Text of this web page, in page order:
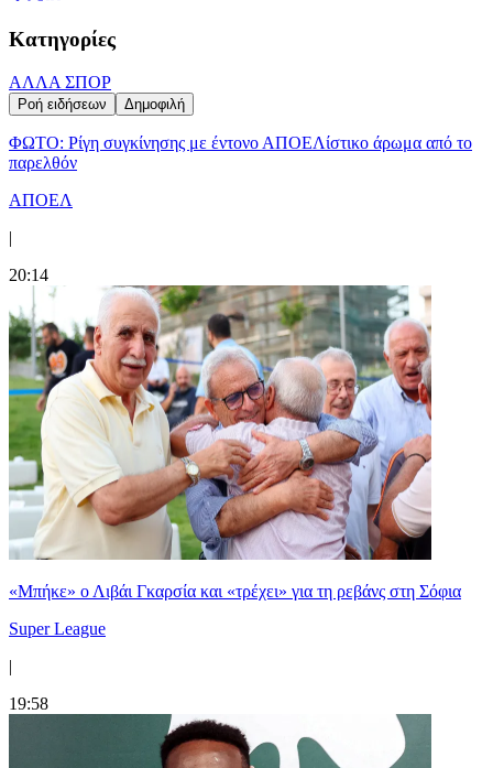
Κατηγορίες
ΑΛΛΑ ΣΠΟΡ
Ροή ειδήσεων Δημοφιλή
ΦΩΤΟ: Ρίγη συγκίνησης με έντονο ΑΠΟΕΛίστικο άρωμα από το
παρελθόν
ΑΠΟΕΛ
|
20:14
«Μπήκε» ο Λιβάι Γκαρσία και «τρέχει» για τη ρεβάνς στη Σόφια
Super League
|
19:58